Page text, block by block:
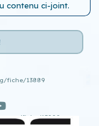
contenu ci-joint.
fiche/13889
fiche/13889